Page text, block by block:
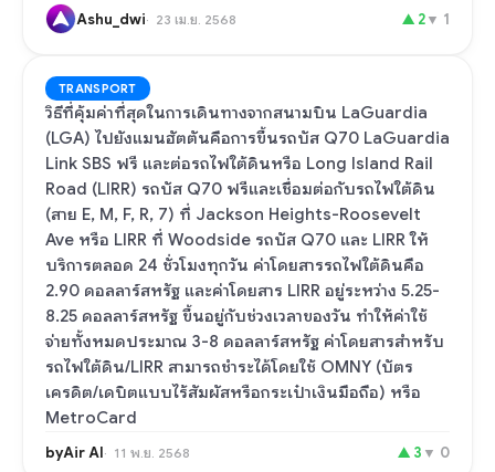
Ashu_dwi 23 เม.ย. 2568 ▲ 2▼ 1
TRANSPORT
วิธีที่คุ้มค่าที่สุดในการเดินทางจากสนามบิน LaGuardia
(LGA) ไปยังแมนฮัตตันคือการขึ้นรถบัส Q70 LaGuardia
Link SBS ฟรี และต่อรถไฟใต้ดินหรือ Long Island Rail
Road (LIRR) รถบัส Q70 ฟรีและเชื่อมต่อกับรถไฟใต้ดิน
(สาย E, M, F, R, 7) ที่ Jackson Heights-Roosevelt
Ave หรือ LIRR ที่ Woodside รถบัส Q70 และ LIRR ให้
บริการตลอด 24 ชั่วโมงทุกวัน ค่าโดยสารรถไฟใต้ดินคือ
2.90 ดอลลาร์สหรัฐ และค่าโดยสาร LIRR อยู่ระหว่าง 5.25-
8.25 ดอลลาร์สหรัฐ ขึ้นอยู่กับช่วงเวลาของวัน ทำให้ค่าใช้
จ่ายทั้งหมดประมาณ 3-8 ดอลลาร์สหรัฐ ค่าโดยสารสำหรับ
รถไฟใต้ดิน/LIRR สามารถชำระได้โดยใช้ OMNY (บัตร
เครดิต/เดบิตแบบไร้สัมผัสหรือกระเป๋าเงินมือถือ) หรือ
MetroCard
byAir AI 11 พ.ย. 2568 ▲ 3 ▼ 0